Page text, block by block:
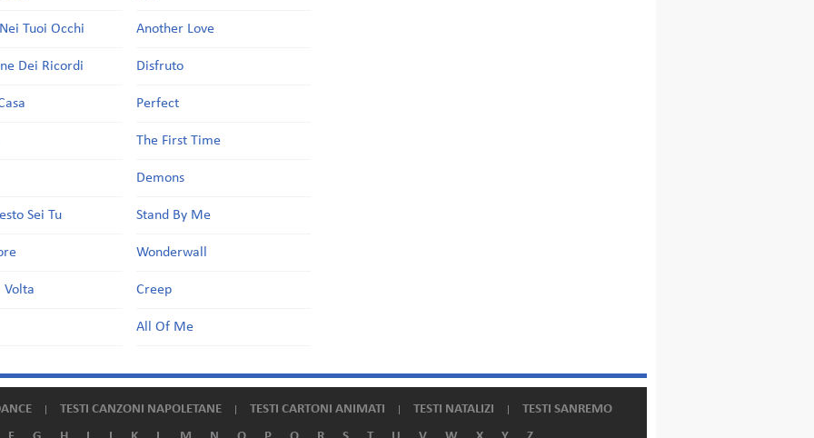
Tuoi Occhi
Dei Ricordi
Sei Tu
Volta
Another Love
Disfruto
Perfect
The First Time
Demons
Stand By Me
Wonderwall
Creep
All Of Me
TESTI CANZONI NAPOLETANE TESTI CARTONI ANIMATI TESTI NATALIZI
TESTI SANREMO